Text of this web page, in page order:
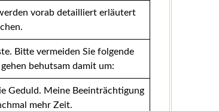
vorab detailliert erläutert
Bitte vermeiden Sie folgende
behutsam damit um:
Geduld. Meine Beeinträchtigung
mehr Zeit.